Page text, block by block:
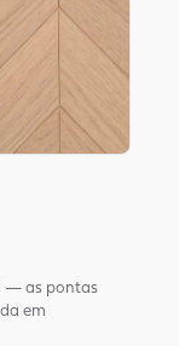
— as pontas
em